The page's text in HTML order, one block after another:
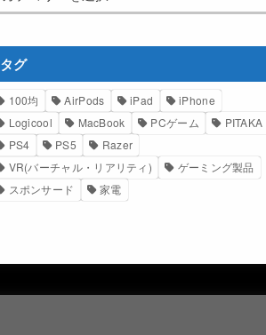
タグ
100均 AirPods iPad
iPhone
Logicool
MacBook PCゲーム
PITAKA
PS4
PS5
Razer
VR(バーチャル・リアリティ)
ゲーミング製品
スポンサード
家電